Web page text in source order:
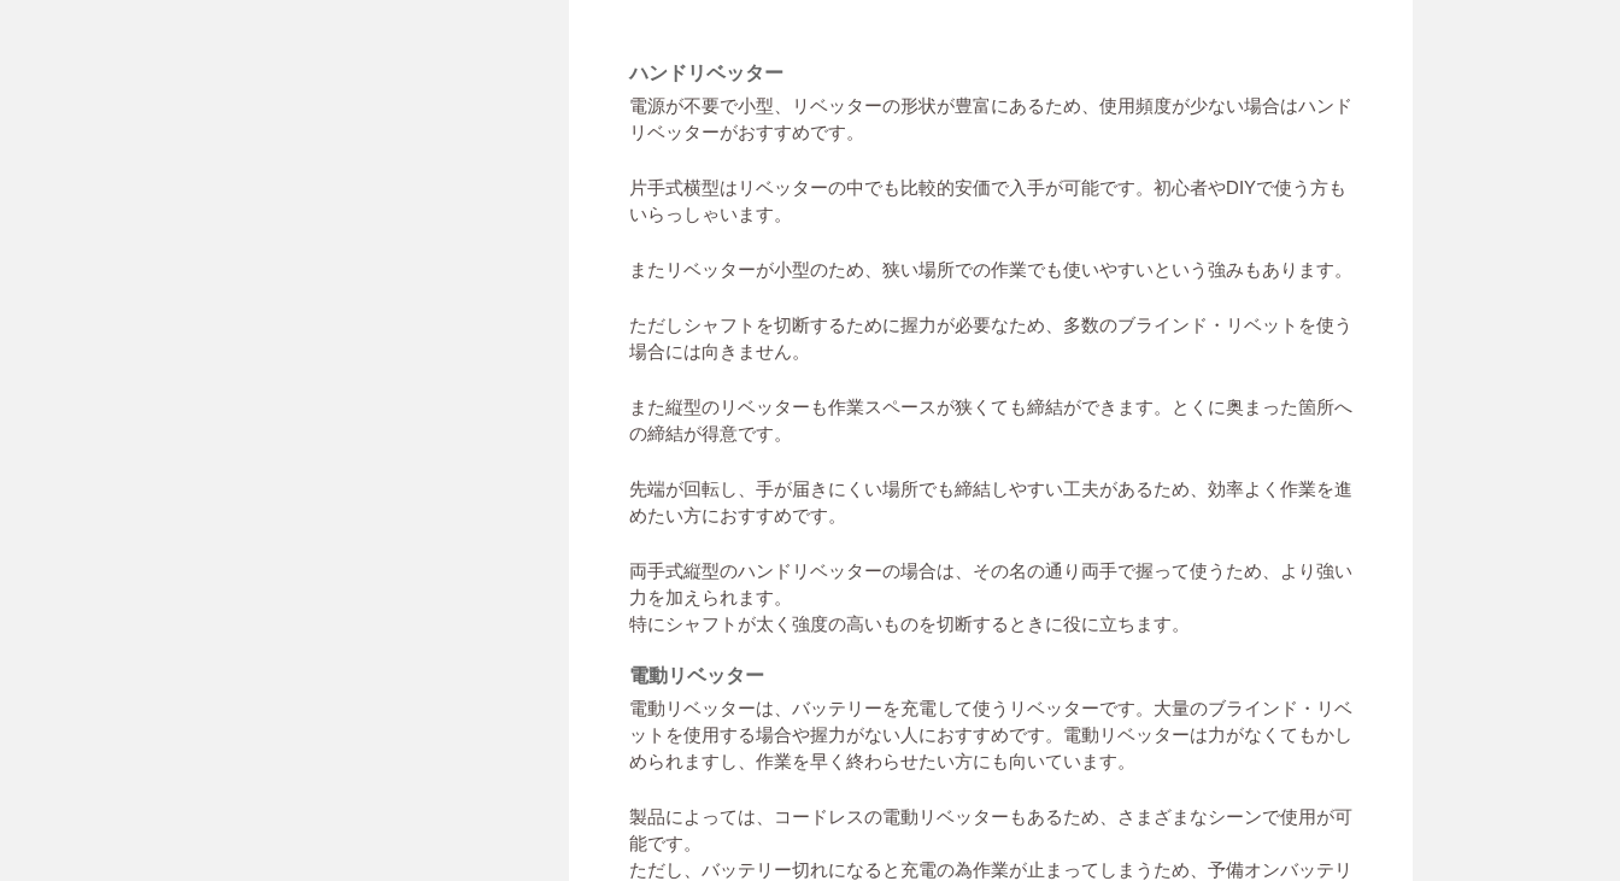
ハンドリベッター
電源が不要で小型、リベッターの形状が豊富にあるため、使用頻度が少ない場合はハンド
リベッターがおすすめです。
片手式横型はリベッターの中でも比較的安価で入手が可能です。初心者やDIYで使う方も
いらっしゃいます。
またリベッターが小型のため、狭い場所での作業でも使いやすいという強みもあります。
ただしシャフトを切断するために握力が必要なため、多数のブラインド・リベットを使う
場合には向きません。
また縦型のリベッターも作業スペースが狭くても締結ができます。とくに奥まった箇所へ
の締結が得意です。
先端が回転し、手が届きにくい場所でも締結しやすい工夫があるため、効率よく作業を進
めたい方におすすめです。
両手式縦型のハンドリベッターの場合は、その名の通り両手で握って使うため、より強い
力を加えられます。
特にシャフトが太く強度の高いものを切断するときに役に立ちます。
電動リベッター
電動リベッターは、バッテリーを充電して使うリベッターです。大量のブラインド・リベ
ットを使用する場合や握力がない人におすすめです。電動リベッターは力がなくてもかし
められますし、作業を早く終わらせたい方にも向いています。
製品によっては、コードレスの電動リベッターもあるため、さまざまなシーンで使用が可
能です。
ただし、バッテリー切れになると充電の為作業が止まってしまうため、予備オンバッテリ